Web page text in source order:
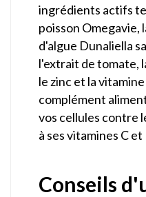
ingrédients actifs
poisson Omegavie,
d'algue Dunaliella
l'extrait de tomate,
le zinc et la
complément
vos cellules contre
à ses vitamines C et
Conseils